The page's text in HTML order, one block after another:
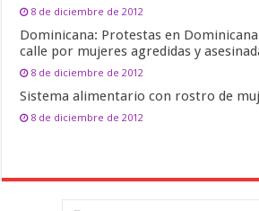
8 de diciembre de 2012
Dominicana: Protestas en
calle por mujeres agredidas y
8 de diciembre de 2012
Sistema alimentario con rostro de
8 de diciembre de 2012